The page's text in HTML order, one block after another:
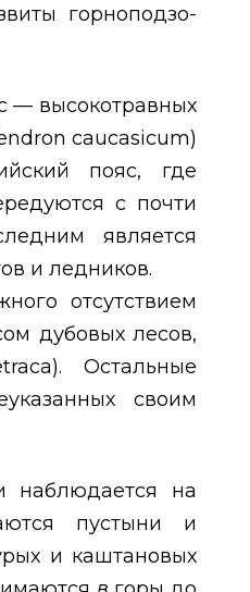
горноподзо-
— высокотравных
caucasicum)
пояс, где
с почти
является
и ледников.
отсутствием
дубовых лесов,
). Остальные
своим
наблюдается на
пустыни и
и каштановых